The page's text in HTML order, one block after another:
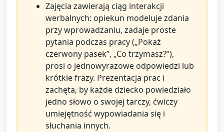
Zajęcia zawierają ciąg interakcji
werbalnych: opiekun modeluje zdania
przy wprowadzaniu, zadaje proste
pytania podczas pracy („Pokaż
czerwony pasek”, „Co trzymasz?”),
prosi o jednowyrazowe odpowiedzi lub
krótkie frazy. Prezentacja prac i
zachęta, by każde dziecko powiedziało
jedno słowo o swojej tarczy, ćwiczy
umiejętność wypowiadania się i
słuchania innych.